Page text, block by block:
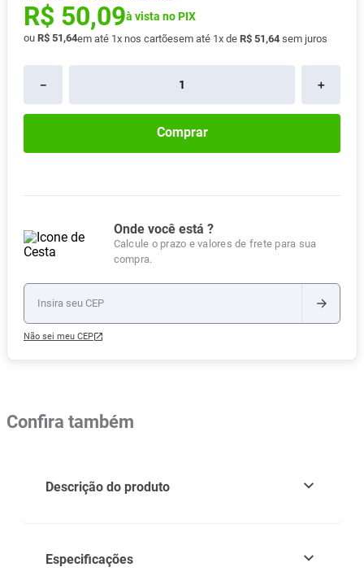
R$ 50,09à vista no PIX
ou R$ 51 ,64em até 1x nos cartõesem até 1x de R$ 51 ,64 sem juros
＋
－
Comprar
Onde você está ?
Calcule o prazo e valores de frete para sua
compra.
Não sei meu CEP
Confira também
Descrição do produto
Especificações
10 Lavitan